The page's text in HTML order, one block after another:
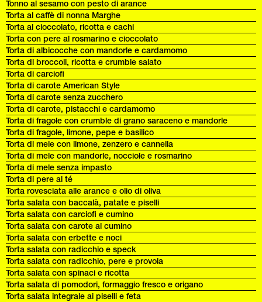
Tonno al sesamo con pesto di arance
Torta al caffè di nonna Marghe
Torta al cioccolato, ricotta e cachi
Torta con pere al rosmarino e cioccolato
Torta di albicocche con mandorle e cardamomo
Torta di broccoli, ricotta e crumble salato
Torta di carciofi
Torta di carote American Style
Torta di carote senza zucchero
Torta di carote, pistacchi e cardamomo
Torta di fragole con crumble di grano saraceno e mandorle
Torta di fragole, limone, pepe e basilico
Torta di mele con limone, zenzero e cannella
Torta di mele con mandorle, nocciole e rosmarino
Torta di mele senza impasto
Torta di pere al té
Torta rovesciata alle arance e olio di oliva
Torta salata con baccalà, patate e piselli
Torta salata con carciofi e cumino
Torta salata con carote al cumino
Torta salata con erbette e noci
Torta salata con radicchio e speck
Torta salata con radicchio, pere e provola
Torta salata con spinaci e ricotta
Torta salata di pomodori, formaggio fresco e origano
Torta salata integrale ai piselli e feta